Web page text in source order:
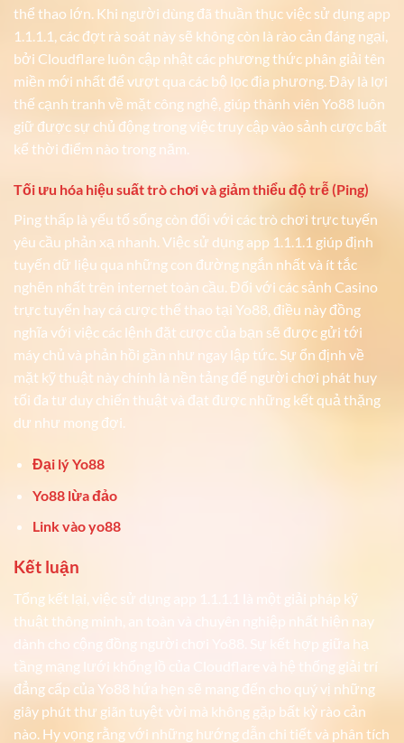
thể thao lớn. Khi người dùng đã thuần thục việc sử dụng app
1.1.1.1, các đợt rà soát này sẽ không còn là rào cản đáng ngại,
bởi Cloudflare luôn cập nhật các phương thức phân giải tên
miền mới nhất để vượt qua các bộ lọc địa phương. Đây là lợi
thế cạnh tranh về mặt công nghệ, giúp thành viên Yo88 luôn
giữ được sự chủ động trong việc truy cập vào sảnh cược bất
kể thời điểm nào trong năm.
Tối ưu hóa hiệu suất trò chơi và giảm thiểu độ trễ (Ping)
Ping thấp là yếu tố sống còn đối với các trò chơi trực tuyến
yêu cầu phản xạ nhanh. Việc sử dụng app 1.1.1.1 giúp định
tuyến dữ liệu qua những con đường ngắn nhất và ít tắc
nghẽn nhất trên internet toàn cầu. Đối với các sảnh Casino
trực tuyến hay cá cược thể thao tại Yo88, điều này đồng
nghĩa với việc các lệnh đặt cược của bạn sẽ được gửi tới
máy chủ và phản hồi gần như ngay lập tức. Sự ổn định về
mặt kỹ thuật này chính là nền tảng để người chơi phát huy
tối đa tư duy chiến thuật và đạt được những kết quả thặng
dư như mong đợi.
Đại lý Yo88
Yo88 lừa đảo
Link vào yo88
Kết luận
Tổng kết lại, việc sử dụng app 1.1.1.1 là một giải pháp kỹ
thuật thông minh, an toàn và chuyên nghiệp nhất hiện nay
dành cho cộng đồng người chơi Yo88. Sự kết hợp giữa hạ
tầng mạng lưới khổng lồ của Cloudflare và hệ thống giải trí
đẳng cấp của Yo88 hứa hẹn sẽ mang đến cho quý vị những
giây phút thư giãn tuyệt vời mà không gặp bất kỳ rào cản
nào. Hy vọng rằng với những hướng dẫn chi tiết và phân tích